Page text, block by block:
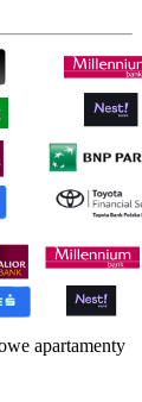
apartamenty